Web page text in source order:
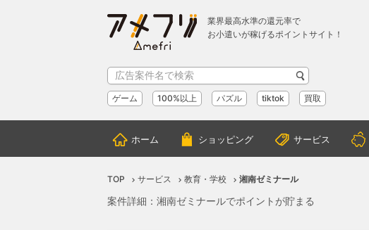
業界最高水準の還元率で
お小遣いが稼げるポイントサイト！
ゲーム 100%以上 パズル tiktok 買取
ホーム ショッピング サービス
TOP サービス 教育・学校 湘南ゼミナール
案件詳細：湘南ゼミナールでポイントが貯まる